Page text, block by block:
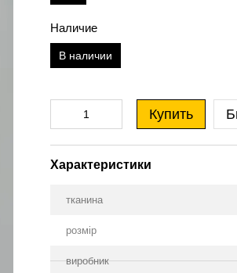
Наличие
В наличии
Купить
Характеристики
тканина
розмір
виробник